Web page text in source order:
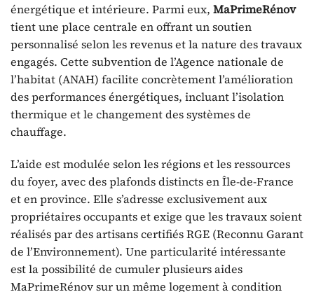
énergétique et intérieure. Parmi eux, MaPrimeRénov
tient une place centrale en offrant un soutien
personnalisé selon les revenus et la nature des travaux
engagés. Cette subvention de l’Agence nationale de
l’habitat (ANAH) facilite concrètement l’amélioration
des performances énergétiques, incluant l’isolation
thermique et le changement des systèmes de
chauffage.
L’aide est modulée selon les régions et les ressources
du foyer, avec des plafonds distincts en Île-de-France
et en province. Elle s’adresse exclusivement aux
propriétaires occupants et exige que les travaux soient
réalisés par des artisans certifiés RGE (Reconnu Garant
de l’Environnement). Une particularité intéressante
est la possibilité de cumuler plusieurs aides
MaPrimeRénov sur un même logement à condition